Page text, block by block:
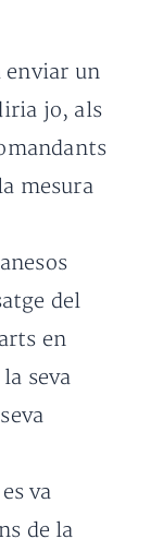
enviar un
jo, als
mesura
del
en
seva
va
de la